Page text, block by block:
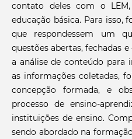
contato deles com o
educação básica. Para isso,
que respondessem um
questões abertas, fechadas
a análise de conteúdo para
as informações coletadas,
concepção formada, e
processo de ensino-
instituições de ensino.
sendo abordado na